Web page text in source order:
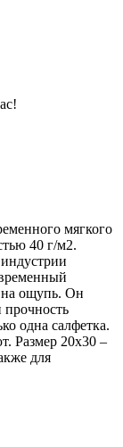
мягкого
40 г/м2.
на ощупь. Он
прочность
одна салфетка.
Размер 20х30 –
для